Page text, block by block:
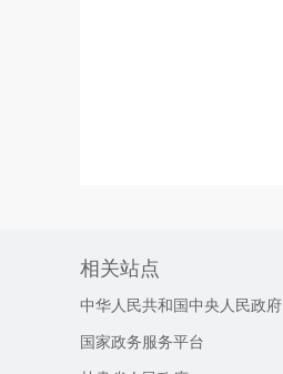
相关站点
中华人民共和国中央人民政府
国家政务服务平台